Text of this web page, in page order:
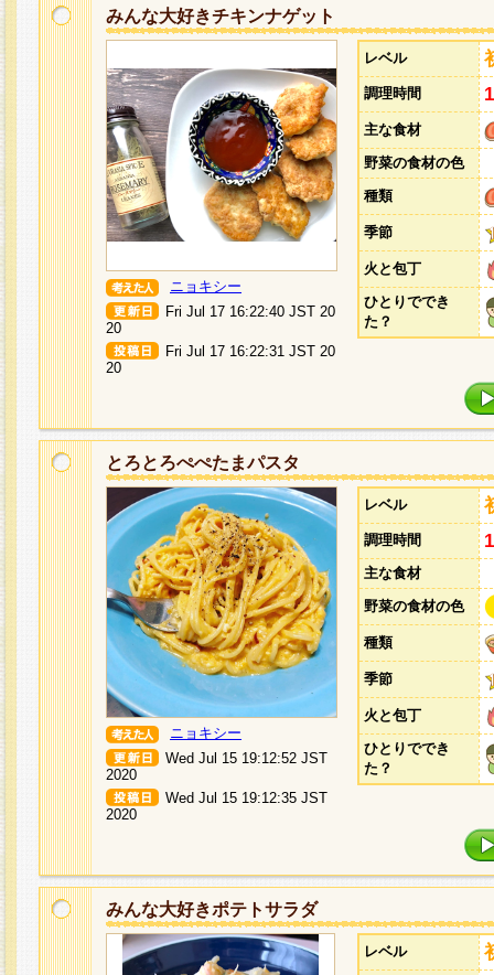
みんな大好きチキンナゲット
ニョキシー
Fri Jul 17 16:22:40 JST 20
20
Fri Jul 17 16:22:31 JST 20
20
レベル
調理時間
主な食材
野菜の食材の色
種類
季節
火と包丁
ひとりででき
た？
とろとろぺぺたまパスタ
ニョキシー
Wed Jul 15 19:12:52 JST
2020
Wed Jul 15 19:12:35 JST
2020
レベル
調理時間
主な食材
野菜の食材の色
種類
季節
火と包丁
ひとりででき
た？
みんな大好きポテトサラダ
レベル